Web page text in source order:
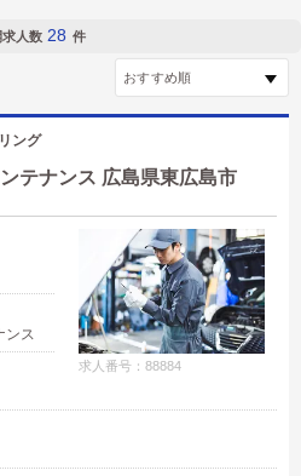
人数 28 件
ング
テナンス 広島県東広島市
求人番号：88884
ンス